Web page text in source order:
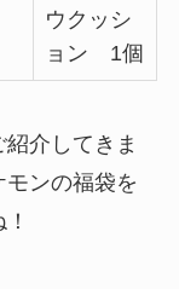
ウクッシ
ョン 1個
介してきま
ンの福袋を